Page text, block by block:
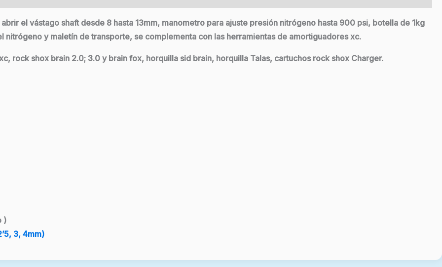
el vástago shaft desde 8 hasta 13mm, manometro para ajuste presión nitrógeno hasta 900 psi, botella de 1kg
nitrógeno y maletín de transporte, se complementa con las herramientas de amortiguadores xc.
rock shox brain 2.0; 3.0 y brain fox, horquilla sid brain, horquilla Talas, cartuchos rock shox Charger.
)
3, 4mm)